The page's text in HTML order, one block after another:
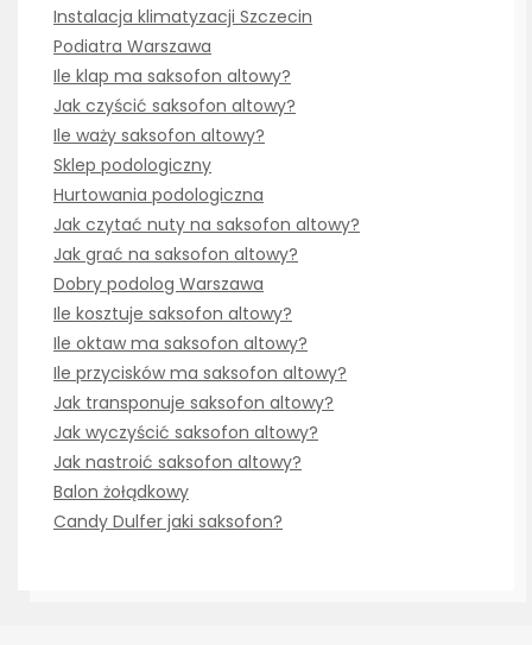
Instalacja klimatyzacji Szczecin
Podiatra Warszawa
Ile klap ma saksofon altowy?
Jak czyścić saksofon altowy?
Ile waży saksofon altowy?
Sklep podologiczny
Hurtowania podologiczna
Jak czytać nuty na saksofon altowy?
Jak grać na saksofon altowy?
Dobry podolog Warszawa
Ile kosztuje saksofon altowy?
Ile oktaw ma saksofon altowy?
Ile przycisków ma saksofon altowy?
Jak transponuje saksofon altowy?
Jak wyczyścić saksofon altowy?
Jak nastroić saksofon altowy?
Balon żołądkowy
Candy Dulfer jaki saksofon?